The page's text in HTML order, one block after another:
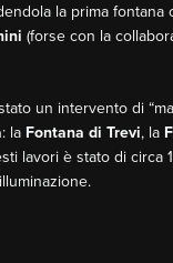
la prima fontana
(forse con la
un intervento di
: la Fontana di Trevi, la
lavori è stato di